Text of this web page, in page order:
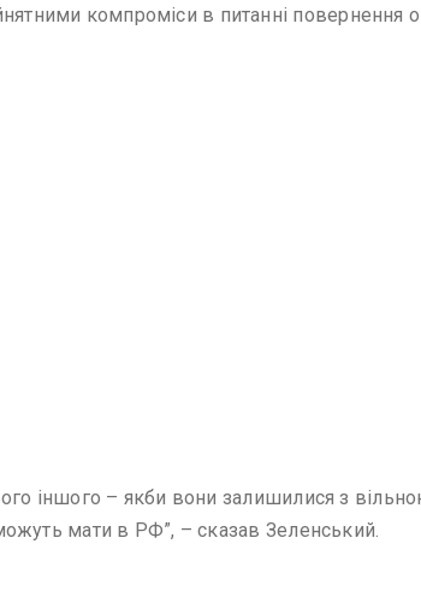
компроміси в питанні повернення
іншого – якби вони залишилися з
мати в РФ”, – сказав Зеленський.